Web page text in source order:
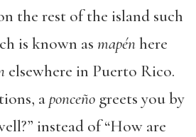
the rest of the island such
is known as mapénhere
elsewhere in Puerto Rico.
aponceño greets you by
instead of “How are